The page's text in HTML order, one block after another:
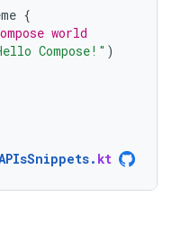
{
world
Compose!" )
. kt